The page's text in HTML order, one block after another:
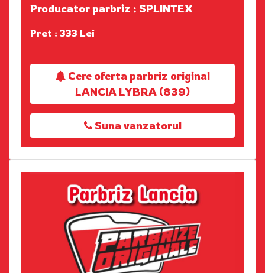
Producator parbriz : SPLINTEX
Pret : 333 Lei
Cere oferta parbriz original
LANCIA LYBRA (839)
Suna vanzatorul